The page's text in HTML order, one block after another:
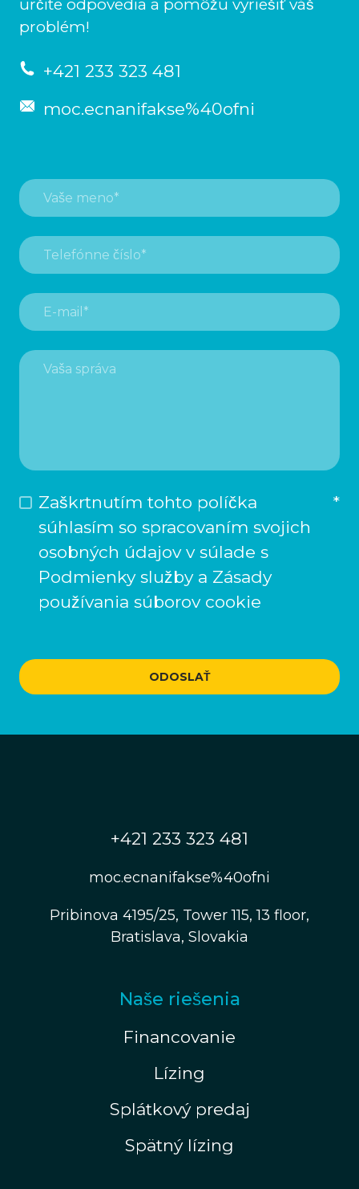
určite odpovedia a pomôžu vyriešiť váš
problém!
+421 233 323 481
moc.ecnanifakse%40ofni
Zaškrtnutím tohto políčka
súhlasím so spracovaním svojich
osobných údajov v súlade s
Podmienky služby a Zásady
používania súborov cookie
*
ODOSLAŤ
+421 233 323 481
moc.ecnanifakse%40ofni
Pribinova 4195/25, Tower 115, 13 floor,
Bratislava, Slovakia
Naše riešenia
Financovanie
Lízing
Splátkový predaj
Spätný lízing